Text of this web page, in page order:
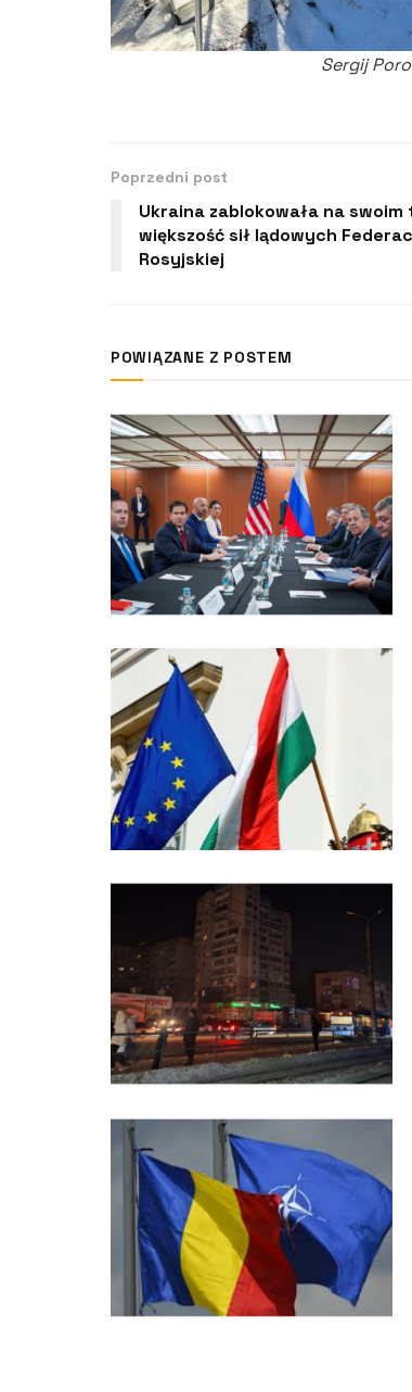
Sergij
Poprzedni post
Ukraina zablokowała na
większość sił lądowych
Rosyjskiej
POWIĄZANE Z POSTEM